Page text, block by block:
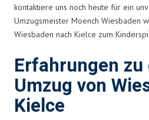
kontaktiere uns noch heute für ein
Umzugsmeister Moench Wiesbaden
Wiesbaden nach Kielce zum
Erfahrungen zu
Umzug von
Kielce